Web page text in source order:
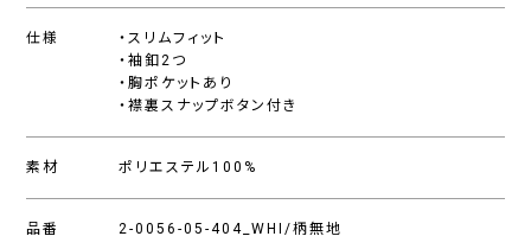
仕様
・スリムフィット
・袖釦2つ
・胸ポケットあり
・襟裏スナップボタン付き
素材 ポリエステル100%
品番 2-0056-05-404_WHI/柄無地